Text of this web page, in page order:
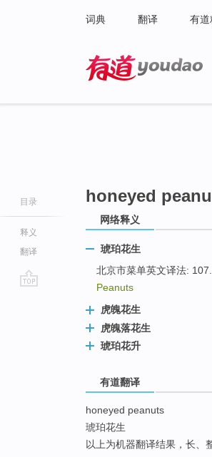
词典 翻译 有道
目录
释义
翻译
honeyed
网络释义
琥珀花生
北京市菜单英文译法:
Peanuts
虎魄花生
虎魄落花生
琥珀花升
有道翻译
honeyed peanuts
琥珀花生
以上为机器翻译结果，长、